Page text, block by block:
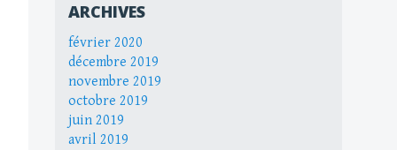
ARCHIVES
février 2020
décembre 2019
novembre 2019
octobre 2019
juin 2019
avril 2019